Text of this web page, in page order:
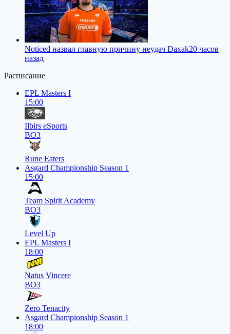
Noticed назвал главную причину неудач Daxak20 часов
назад
Расписание
EPL Masters I
15:00
Ilbirs eSports
BO3
Rune Eaters
Asgard Championship Season 1
15:00
Team Spirit Academy
BO3
Level Up
EPL Masters I
18:00
Natus Vincere
BO3
Zero Tenacity
Asgard Championship Season 1
18:00